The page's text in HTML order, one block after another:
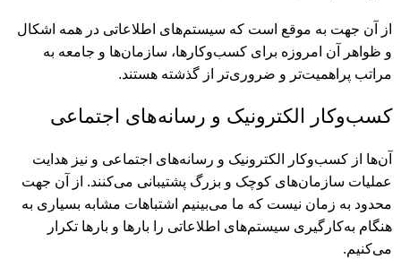
از آن جهت به موقع است که سیستم‌‌های اطلاعاتی در همه اشکال
و ظواهر آن امروزه برای کسب‌و‌کارها، سازمان‌ها و جامعه به
مراتب پراهمیت‌تر و ضروری‌تر از گذشته هستند.
کسب‌و‌کار الکترونیک و رسانه‌های اجتماعی
آن‌ها از کسب‌و‌کار الکترونیک و رسانه‌های اجتماعی و نیز هدایت
عملیات سازمان‌‌های کوچک و بزرگ پشتیبانی می‌کنند. از آن جهت
محدود به زمان نیست که ما می‌بینیم اشتباهات مشابه بسیاری به
هنگام به‌کارگیری سیستم‌های اطلاعاتی را بارها و بارها تکرار
می‌کنیم.